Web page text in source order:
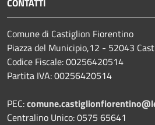
Comune di Castiglion Fiorentino
Piazza del Municipio,12 - 52043
Codice Fiscale: 00256420514
Partita IVA: 00256420514
PEC:
Centralino Unico: 0575 65641